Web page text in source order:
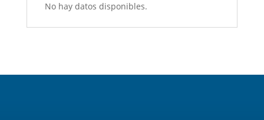
No hay datos disponibles.